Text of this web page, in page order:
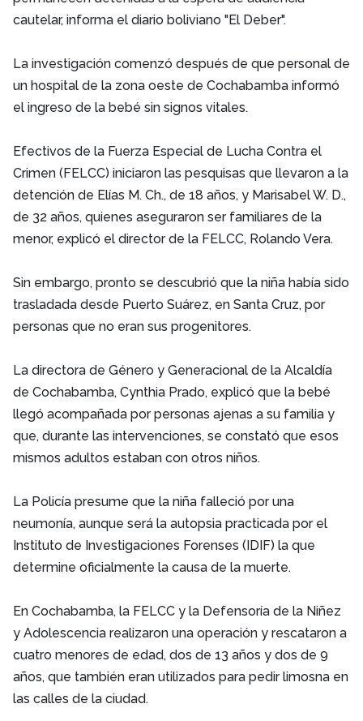
cautelar, informa el diario boliviano "El Deber".
La investigación comenzó después de que personal de
un hospital de la zona oeste de Cochabamba informó
el ingreso de la bebé sin signos vitales.
Efectivos de la Fuerza Especial de Lucha Contra el
Crimen (FELCC) iniciaron las pesquisas que llevaron a la
detención de Elías M. Ch., de 18 años, y Marisabel W. D.,
de 32 años, quienes aseguraron ser familiares de la
menor, explicó el director de la FELCC, Rolando Vera.
Sin embargo, pronto se descubrió que la niña había sido
trasladada desde Puerto Suárez, en Santa Cruz, por
personas que no eran sus progenitores.
La directora de Género y Generacional de la Alcaldía
de Cochabamba, Cynthia Prado, explicó que la bebé
llegó acompañada por personas ajenas a su familia y
que, durante las intervenciones, se constató que esos
mismos adultos estaban con otros niños.
La Policía presume que la niña falleció por una
neumonía, aunque será la autopsia practicada por el
Instituto de Investigaciones Forenses (IDIF) la que
determine oficialmente la causa de la muerte.
En Cochabamba, la FELCC y la Defensoría de la Niñez
y Adolescencia realizaron una operación y rescataron a
cuatro menores de edad, dos de 13 años y dos de 9
años, que también eran utilizados para pedir limosna en
las calles de la ciudad.